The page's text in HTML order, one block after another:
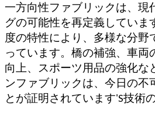
一方向性ファブリックは、現
グの可能性を再定義していま
度の特性により、多様な分野
っています。橋の補強、車両
向上、スポーツ用品の強化な
ンファブリックは、今日の不
とが証明されています'S技術